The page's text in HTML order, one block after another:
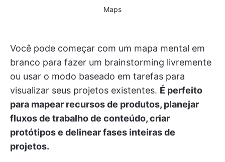
Maps
Você pode começar com um mapa mental em
branco para fazer um brainstorming livremente
ou usar o modo baseado em tarefas para
visualizar seus projetos existentes. É perfeito
para mapear recursos de produtos, planejar
fluxos de trabalho de conteúdo, criar
protótipos e delinear fases inteiras de
projetos.